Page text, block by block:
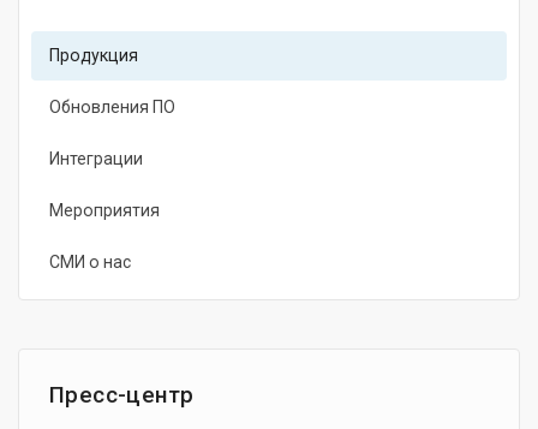
Продукция
Обновления ПО
Интеграции
Мероприятия
СМИ о нас
Пресс-центр